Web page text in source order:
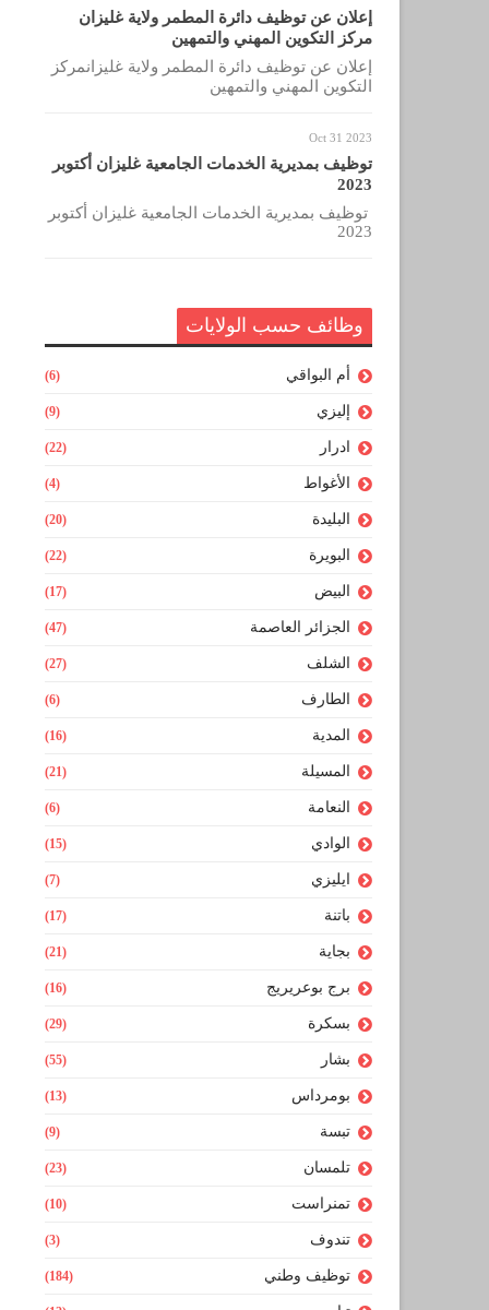
إعلان عن توظيف دائرة المطمر ولاية غليزان
مركز التكوين المهني والتمهين
إعلان عن توظيف دائرة المطمر ولاية غليزانمركز
التكوين المهني والتمهين
Oct 31 2023
توظيف بمديرية الخدمات الجامعية غليزان أكتوبر
2023
توظيف بمديرية الخدمات الجامعية غليزان أكتوبر
2023
وظائف حسب الولايات
أم البواقي (6)
إليزي (9)
ادرار (22)
الأغواط (4)
البليدة (20)
البويرة (22)
البيض (17)
الجزائر العاصمة (47)
الشلف (27)
الطارف (6)
المدية (16)
المسيلة (21)
النعامة (6)
الوادي (15)
ايليزي (7)
باتنة (17)
بجاية (21)
برج بوعريريج (16)
بسكرة (29)
بشار (55)
بومرداس (13)
تبسة (9)
تلمسان (23)
تمنراست (10)
تندوف (3)
توظيف وطني (184)